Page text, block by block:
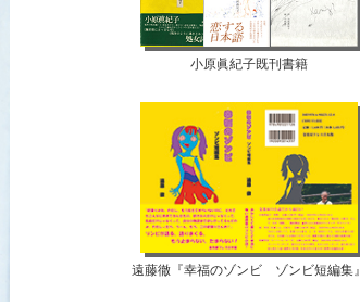
小原眞紀子既刊書籍
遠藤徹『幸福のゾンビ ゾンビ短編集』